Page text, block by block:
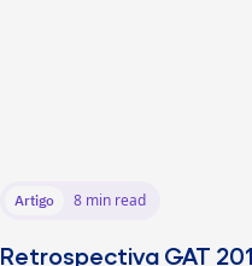
Artigo 8 min read
Retrospectiva GAT